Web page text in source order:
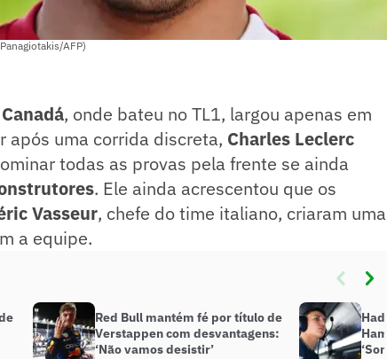
AFP)
, onde bateu no TL1, largou apenas em
após uma corrida discreta, Charles Leclerc
todas as provas pela frente se ainda
. Ele ainda acrescentou que os
Vasseur, chefe do time italiano, criaram uma
a equipe.
Red Bull mantém fé por título de
Verstappen com desvantagens:
‘Não vamos desistir’